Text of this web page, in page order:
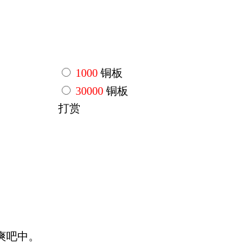
1000 铜板
30000 铜板
打赏
中。